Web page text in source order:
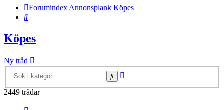
Forumindex Annonsplank Köpes
Sök
Köpes
Ny tråd
Sök
2449 trådar